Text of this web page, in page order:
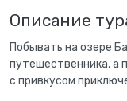
Описание
Побывать на озере
путешественника, а
с привкусом